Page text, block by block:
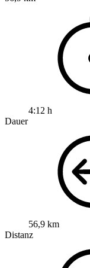
4:12 h
Dauer
56,9 km
Distanz